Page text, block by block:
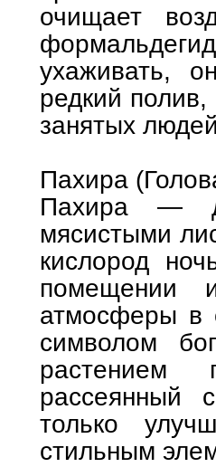
очищает
ухаживать,
редкий
занятых
Пахира
Пахира —
мясистыми
кислород
помещении
атмосферы в
символом
растением
рассеянный
только
стильным